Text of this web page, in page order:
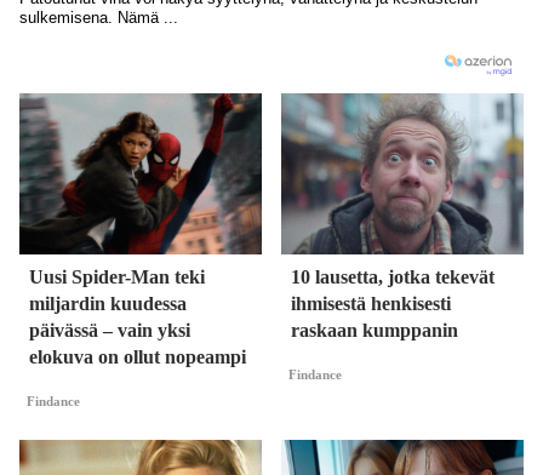
Uusi Spider-Man teki
miljardin kuudessa
päivässä – vain yksi
elokuva on ollut nopeampi
Findance
10 lausetta, jotka tekevät
ihmisestä henkisesti
raskaan kumppanin
Findance